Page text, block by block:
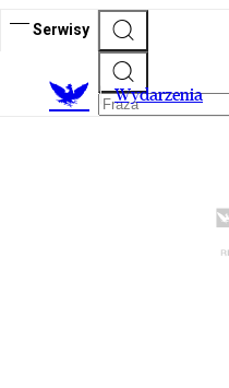
Serwisy
Wydarzenia